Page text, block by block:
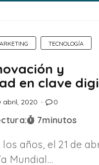
TECNOLOGÍA
y
en clave
abril, 2020 0
7minutos
años, el 21 de
Mundial…